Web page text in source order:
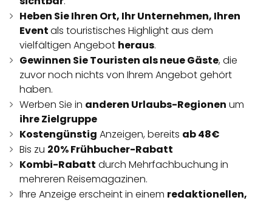
Heben Sie Ihren Ort, Ihr Unternehmen, Ihren
Eventals touristisches Highlight aus dem
vielfältigen Angebot heraus.
Gewinnen Sie Touristen als neue Gäste, die
zuvor noch nichts von Ihrem Angebot gehört
haben.
Werben Sie in anderen Urlaubs-Regionen um
ihre Zielgruppe
Kostengünstig Anzeigen, bereits ab 48€
Bis zu 20% Frühbucher-Rabatt
Kombi-Rabatt durch Mehrfachbuchung in
mehreren Reisemagazinen.
Ihre Anzeige erscheint in einem redaktionellen,